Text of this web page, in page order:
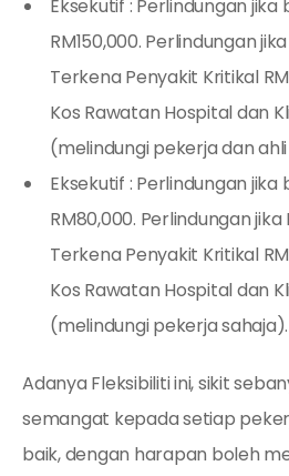
Eksekutif : Perlindungan
RM150,000. Perlindungan
Terkena Penyakit Kritikal
Kos Rawatan Hospital dan
(melindungi pekerja dan
Eksekutif : Perlindungan
RM80,000. Perlindungan
Terkena Penyakit Kritikal
Kos Rawatan Hospital dan
(melindungi pekerja sahaja).
Adanya Fleksibiliti ini, sikit
semangat kepada setiap
baik, dengan harapan boleh